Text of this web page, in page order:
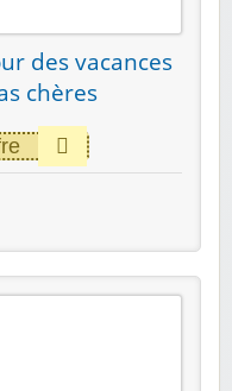
des vacances
chères